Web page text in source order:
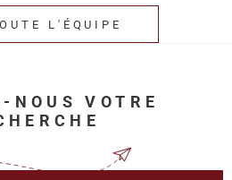
L'ÉQUIPE
NOUS VOTRE